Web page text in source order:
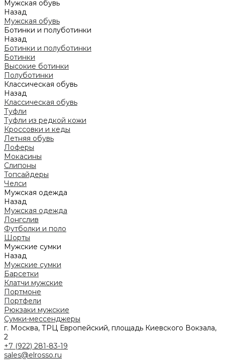
Мужская обувь
Назад
Мужская обувь
Ботинки и полуботинки
Назад
Ботинки и полуботинки
Ботинки
Высокие ботинки
Полуботинки
Классическая обувь
Назад
Классическая обувь
Туфли
Туфли из редкой кожи
Кроссовки и кеды
Летняя обувь
Лоферы
Мокасины
Слипоны
Топсайдеры
Челси
Мужская одежда
Назад
Мужская одежда
Лонгслив
Футболки и поло
Шорты
Мужские сумки
Назад
Мужские сумки
Барсетки
Клатчи мужские
Портмоне
Портфели
Рюкзаки мужские
Сумки-мессенджеры
г. Москва, ТРЦ Европейский, площадь Киевского Вокзала,
2
+7 (922) 281-83-19
sales@elrosso.ru